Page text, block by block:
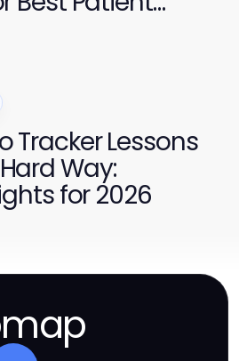
Tracker Lessons
Way:
for 2026